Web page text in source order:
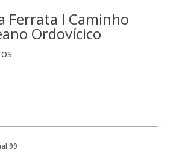
Ferrata I Caminho
Ordovícico
99